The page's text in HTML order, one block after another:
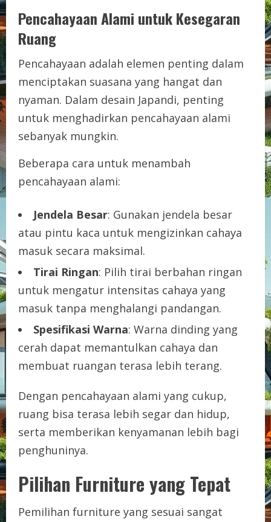
Pencahayaan Alami untuk Kesegaran
Ruang
Pencahayaan adalah elemen penting dalam
menciptakan suasana yang hangat dan
nyaman. Dalam desain Japandi, penting
untuk menghadirkan pencahayaan alami
sebanyak mungkin.
Beberapa cara untuk menambah
pencahayaan alami:
Jendela Besar: Gunakan jendela besar
atau pintu kaca untuk mengizinkan cahaya
masuk secara maksimal.
Tirai Ringan: Pilih tirai berbahan ringan
untuk mengatur intensitas cahaya yang
masuk tanpa menghalangi pandangan.
Spesifikasi Warna: Warna dinding yang
cerah dapat memantulkan cahaya dan
membuat ruangan terasa lebih terang.
Dengan pencahayaan alami yang cukup,
ruang bisa terasa lebih segar dan hidup,
serta memberikan kenyamanan lebih bagi
penghuninya.
Pilihan Furniture yang Tepat
Pemilihan furniture yang sesuai sangat